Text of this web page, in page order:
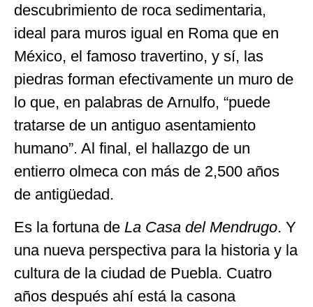
descubrimiento de roca sedimentaria,
ideal para muros igual en Roma que en
México, el famoso travertino, y sí, las
piedras forman efectivamente un muro de
lo que, en palabras de Arnulfo, “puede
tratarse de un antiguo asentamiento
humano”. Al final, el hallazgo de un
entierro olmeca con más de 2,500 años
de antigüedad.
Es la fortuna de La Casa del Mendrugo. Y
una nueva perspectiva para la historia y la
cultura de la ciudad de Puebla. Cuatro
años después ahí está la casona